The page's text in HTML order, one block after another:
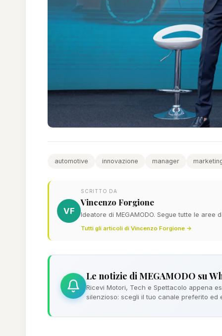
automotive innovazione manager
VF
SCRITTO DA
Vincenzo Forgione
Ideatore di MEGAMODO. Segue tutte le
Tutti gli articoli di Vincenzo Forgione →
Le notizie di MEGAMODO su
Ricevi Motori, Tech e Spettacolo appena
silenzioso: scegli il tuo canale preferito ed